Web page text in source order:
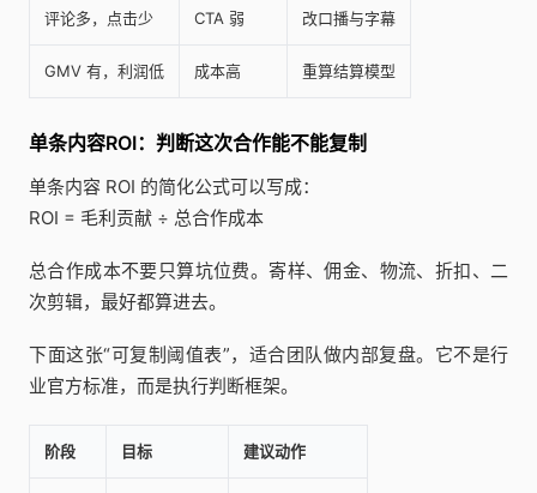
评论多，点击少 CTA 弱 改口播与字幕
GMV 有，利润低 成本高 重算结算模型
单条内容ROI：判断这次合作能不能复制
单条内容 ROI 的简化公式可以写成：
ROI = 毛利贡献 ÷ 总合作成本
总合作成本不要只算坑位费。寄样、佣金、物流、折扣、二
次剪辑，最好都算进去。
下面这张“可复制阈值表”，适合团队做内部复盘。它不是行
业官方标准，而是执行判断框架。
阶段 目标 建议动作